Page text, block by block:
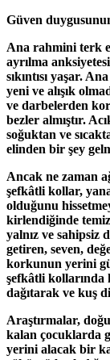
Güven
Ana rahmini terk
ayrılma
sıkıntısı yaşar.
yeni ve alışık
ve darbelerden
bezler almıştır.
soğuktan ve
elinden bir şey
Ancak ne zaman
şefkâtli kollar,
olduğunu
kirlendiğinde
yalnız ve sahipsiz
getiren, seven,
korkunun yerini
şefkâtli kollarında
dağıtarak ve kuş
Araştırmalar,
kalan çocuklarda
yerini alacak bir